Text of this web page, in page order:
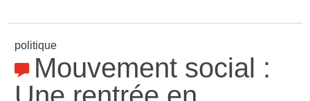
politique
Mouvement social :